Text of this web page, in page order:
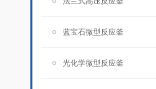
蓝宝石微型反应釜
光化学微型反应釜